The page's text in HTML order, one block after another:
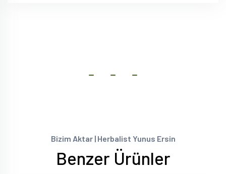
Bizim Aktar | Herbalist Yunus Ersin
Benzer Ürünler